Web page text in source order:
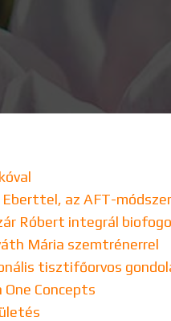
az AFT-
Róbert integrál
Mária szemtrénerrel
tisztifőorvos
Concepts